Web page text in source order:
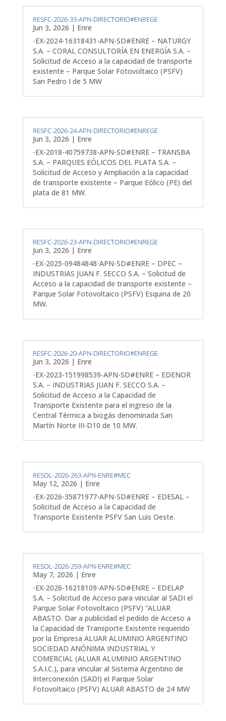
RESFC-2026-33-APN-DIRECTORIO#ENREGE
Jun 3, 2026 | Enre
-EX-2024-16318431-APN-SD#ENRE – NATURGY
S.A. – CORAL CONSULTORÍA EN ENERGÍA S.A. –
Solicitud de Acceso a la capacidad de transporte
existente – Parque Solar Fotovoltaico (PSFV)
San Pedro I de 5 MW
RESFC-2026-24-APN-DIRECTORIO#ENREGE
Jun 3, 2026 | Enre
-EX-2018-40759738-APN-SD#ENRE – TRANSBA
S.A. – PARQUES EÓLICOS DEL PLATA S.A. –
Solicitud de Acceso y Ampliación a la capacidad
de transporte existente – Parque Eólico (PE) del
plata de 81 MW.
RESFC-2026-23-APN-DIRECTORIO#ENREGE
Jun 3, 2026 | Enre
-EX-2025-09484848-APN-SD#ENRE – DPEC –
INDUSTRIAS JUAN F. SECCO S.A. – Solicitud de
Acceso a la capacidad de transporte existente –
Parque Solar Fotovoltaico (PSFV) Esquina de 20
MW.
RESFC-2026-20-APN-DIRECTORIO#ENREGE
Jun 3, 2026 | Enre
-EX-2023-151998539-APN-SD#ENRE – EDENOR
S.A. – INDUSTRIAS JUAN F. SECCO S.A. –
Solicitud de Acceso a la Capacidad de
Transporte Existente para el ingreso de la
Central Térmica a biogás denominada San
Martín Norte III-D10 de 10 MW.
RESOL-2026-263-APN-ENRE#MEC
May 12, 2026 | Enre
-EX-2026-35871977-APN-SD#ENRE – EDESAL –
Solicitud de Acceso a la Capacidad de
Transporte Existente PSFV San Luis Oeste.
RESOL-2026-259-APN-ENRE#MEC
May 7, 2026 | Enre
-EX-2026-16218109-APN-SD#ENRE – EDELAP
S.A. – Solicitud de Acceso para vincular al SADI el
Parque Solar Fotovoltaico (PSFV) “ALUAR
ABASTO. Dar a publicidad el pedido de Acceso a
la Capacidad de Transporte Existente requerido
por la Empresa ALUAR ALUMINIO ARGENTINO
SOCIEDAD ANÓNIMA INDUSTRIAL Y
COMERCIAL (ALUAR ALUMINIO ARGENTINO
S.A.I.C.), para vincular al Sistema Argentino de
Interconexión (SADI) el Parque Solar
Fotovoltaico (PSFV) ALUAR ABASTO de 24 MW